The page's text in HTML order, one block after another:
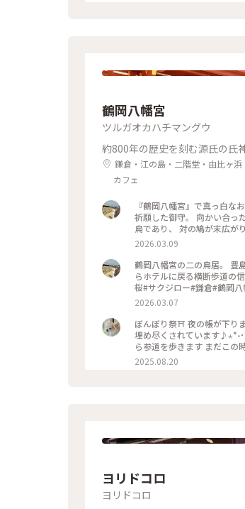
鶴岡八幡宮
ツルガオカハチマングウ
約800年の歴史を刻む源氏の氏
鎌倉・江の島・二階堂・由比ヶ
カフェ
『鶴岡八幡宮』で真っ白な
祈願した御守。 向かい合っ
鳥であり、 対の鳩が末広がりで縁起が良いこと
文化財#狛犬#旅の記念
2026.03.09
鶴岡八幡宮の二の鳥居。 豊
らホテルに戻る横断歩道の信号待
桜#サクジロー#鎌倉#鶴岡
2026.03.07
ぼんぼり祭⛩ 夜の帳が下りました✩.*˚ この日は献笛が19時より舞殿にて行われ、本宮への階段はたくさんの観客で
埋め尽くされています♪⋆*॰･*⟡.⋆🪈 笛の音を少し楽しんで、私はそろそろ帰らなければと、
ら参道を歩きます まだこの
なんだなぁと感じました✨️ 来年もどんなぼんぼりがあるか気になっちゃうだろうな〰️ *˙︶˙*)ﾉ"ﾏﾀﾈｰ♡ #ゆるり夏時
間 #神奈川 #鎌倉 #鶴岡八
2025.08.20
ヨリドコロ
ヨリドコロ